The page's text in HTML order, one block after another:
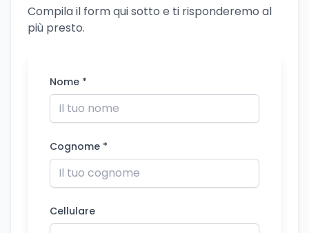
Compila il form qui sotto e ti risponderemo al
più presto.
Nome *
Cognome *
Cellulare